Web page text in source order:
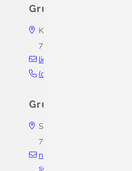
Grundschule Liel
Kirchstraße 19
79418
liel@hebelschule-
(0
Grundschule
Schulstraße 9
79418
schliengen.de